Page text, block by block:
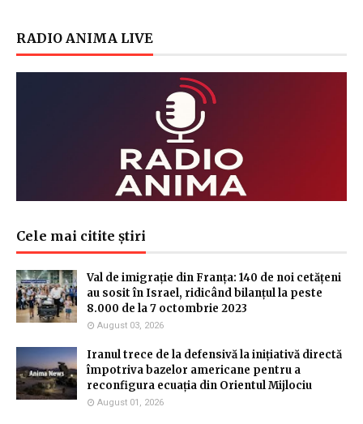
RADIO ANIMA LIVE
Cele mai citite știri
Val de imigrație din Franța: 140 de noi cetățeni
au sosit în Israel, ridicând bilanțul la peste
8.000 de la 7 octombrie 2023
August 03, 2026
Iranul trece de la defensivă la inițiativă directă
împotriva bazelor americane pentru a
reconfigura ecuația din Orientul Mijlociu
August 01, 2026